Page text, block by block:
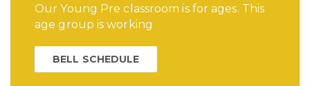
Our Young Pre classroom is for ages. This
age group is working
BELL SCHEDULE